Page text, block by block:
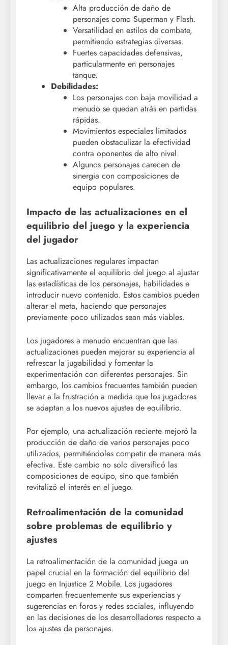
Alta producción de daño de
personajes como Superman y Flash.
Versatilidad en estilos de combate,
permitiendo estrategias diversas.
Fuertes capacidades defensivas,
particularmente en personajes
tanque.
Debilidades:
Los personajes con baja movilidad a
menudo se quedan atrás en partidas
rápidas.
Movimientos especiales limitados
pueden obstaculizar la efectividad
contra oponentes de alto nivel.
Algunos personajes carecen de
sinergia con composiciones de
equipo populares.
Impacto de las actualizaciones en el
equilibrio del juego y la experiencia
del jugador
Las actualizaciones regulares impactan
significativamente el equilibrio del juego al ajustar
las estadísticas de los personajes, habilidades e
introducir nuevo contenido. Estos cambios pueden
alterar el meta, haciendo que personajes
previamente poco utilizados sean más viables.
Los jugadores a menudo encuentran que las
actualizaciones pueden mejorar su experiencia al
refrescar la jugabilidad y fomentar la
experimentación con diferentes personajes. Sin
embargo, los cambios frecuentes también pueden
llevar a la frustración a medida que los jugadores
se adaptan a los nuevos ajustes de equilibrio.
Por ejemplo, una actualización reciente mejoró la
producción de daño de varios personajes poco
utilizados, permitiéndoles competir de manera más
efectiva. Este cambio no solo diversificó las
composiciones de equipo, sino que también
revitalizó el interés en el juego.
Retroalimentación de la comunidad
sobre problemas de equilibrio y
ajustes
La retroalimentación de la comunidad juega un
papel crucial en la formación del equilibrio del
juego en Injustice 2 Mobile. Los jugadores
comparten frecuentemente sus experiencias y
sugerencias en foros y redes sociales, influyendo
en las decisiones de los desarrolladores respecto a
los ajustes de personajes.